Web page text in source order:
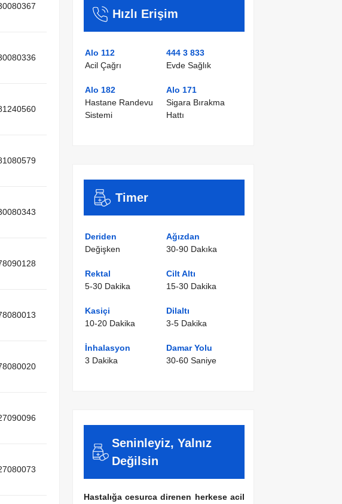
Hızlı Erişim
Alo 112
Acil Çağrı
444 3 833
Evde Sağlık
Alo 182
Hastane Randevu
Sistemi
Alo 171
Sigara Bırakma
Hattı
Timer
Deriden
Değişken
Ağızdan
30-90 Dakıka
Rektal
5-30 Dakika
Cilt Altı
15-30 Dakika
Kasiçi
10-20 Dakika
Dilaltı
3-5 Dakika
İnhalasyon
3 Dakika
Damar Yolu
30-60 Saniye
Seninleyiz, Yalnız
Değilsin
Hastalığa cesurca direnen herkese acil